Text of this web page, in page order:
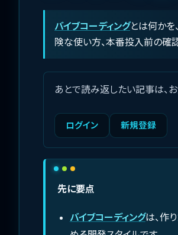
バイブコーディングとは何かを
険な使い方、本番投入前の確
あとで読み返したい記事は、
ログイン 新規登録
先に要点
バイブコーディングは、作